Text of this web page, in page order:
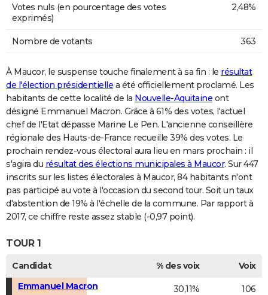
Votes nuls (en pourcentage des votes
exprimés)
2,48%
Nombre de votants 363
À Maucor, le suspense touche finalement à sa fin : le résultat
de l'élection présidentielle a été officiellement proclamé. Les
habitants de cette localité de la Nouvelle-Aquitaine ont
désigné Emmanuel Macron. Grâce à 61% des votes, l'actuel
chef de l'Etat dépasse Marine Le Pen. L'ancienne conseillère
régionale des Hauts-de-France recueille 39% des votes. Le
prochain rendez-vous électoral aura lieu en mars prochain : il
s'agira du résultat des élections municipales à Maucor. Sur 447
inscrits sur les listes électorales à Maucor, 84 habitants n'ont
pas participé au vote à l'occasion du second tour. Soit un taux
d'abstention de 19% à l'échelle de la commune. Par rapport à
2017, ce chiffre reste assez stable (-0,97 point).
TOUR 1
Candidat % des voix
Voix
Emmanuel Macron
30,11% 106